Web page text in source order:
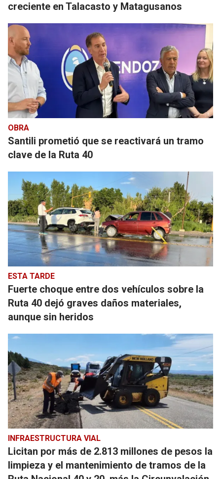
creciente en Talacasto y Matagusanos
OBRA
Santili prometió que se reactivará un tramo
clave de la Ruta 40
ESTA TARDE
Fuerte choque entre dos vehículos sobre la
Ruta 40 dejó graves daños materiales,
aunque sin heridos
INFRAESTRUCTURA VIAL
Licitan por más de 2.813 millones de pesos la
limpieza y el mantenimiento de tramos de la